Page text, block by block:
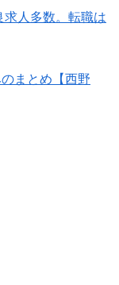
人多数。転職は
まとめ【西野